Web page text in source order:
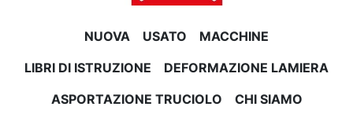
NUOVA USATO
MACCHINE
LIBRI DI ISTRUZIONE
DEFORMAZIONE LAMIERA
ASPORTAZIONE TRUCIOLO
CHI SIAMO